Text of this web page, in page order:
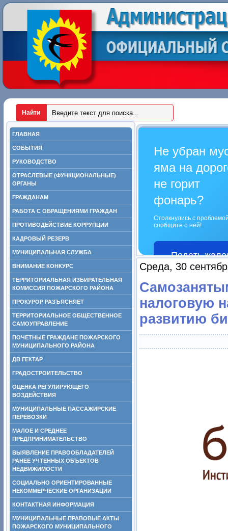
ГЛАВНАЯ
СОБЫТИЯ
РУКОВОДСТВО
ОТРАСЛЕВЫЕ (ФУНКЦИОНАЛЬНЫЕ)
ОРГАНЫ
ГРАЖДАНАМ
РАБОТА С ОБРАЩЕНИЯМИ ГРАЖДАН
ПРОТИВОДЕЙСТВИЕ КОРРУПЦИИ
КАДРОВЫЙ РЕЗЕРВ
МУНИЦИПАЛЬНАЯ СЛУЖБА
ВНИМАНИЕ КОНКУРС
ТЕРРИТОРИАЛЬНАЯ ИЗБИРАТЕЛЬНАЯ
КОМИССИЯ ПОЖАРСКОГО РАЙОНА
ПРОКУРОР РАЗЪЯСНЯЕТ
ТЕРРИТОРИАЛЬНОЕ ОБЩЕСТВЕННОЕ
САМОУПРАВЛЕНИЕ
ПОЧЕТНЫЕ ГРАЖДАНЕ ПОЖАРСКОГО
МУНИЦИПАЛЬНОГО РАЙОНА
ДВ ГЕКТАР
ГРАДОСТРОИТЕЛЬСТВО
ОЦЕНКА РЕГУЛИРУЮЩЕГО
ВОЗДЕЙСТВИЯ
МУНИЦИПАЛЬНЫЕ ПАССАЖИРСКИЕ
ПЕРЕВОЗКИ
МАЛОЕ И СРЕДНЕЕ
ПРЕДПРИНИМАТЕЛЬСТВО
ВЫЯВЛЕНИЕ ПРАВООБЛАДАТЕЛЕЙ
РАНЕЕ УЧТЕННЫХ ОБЪЕКТОВ
НЕДВИЖИМОСТИ
СОЦИАЛЬНО ОРИЕНТИРОВАННЫЕ
НЕКОММЕРЧЕСКИЕ ОРГАНИЗАЦИИ
КОНТАКТНАЯ ИНФОРМАЦИЯ
МУНИЦИПАЛЬНЫЕ ПРАВОВЫЕ АКТЫ
ПОЖАРСКОГО МУНИЦИПАЛЬНОГО
Не убран
яма на
не горит
фонарь?
Столкнулись с
сообщите о ней!
Подать
Среда, 30
налоговую
развитию